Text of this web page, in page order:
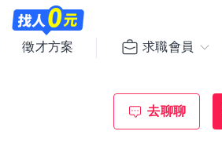
徵才方案 求職會員
去聊聊